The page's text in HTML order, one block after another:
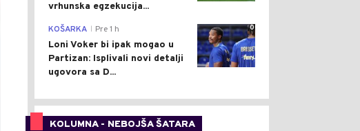
vrhunska egzekucija...
0
KOŠARKA Pre 1 h
Loni Voker bi ipak mogao u
Partizan: Isplivali novi detalji
ugovora sa D...
KOLUMNA - NEBOJŠA ŠATARA